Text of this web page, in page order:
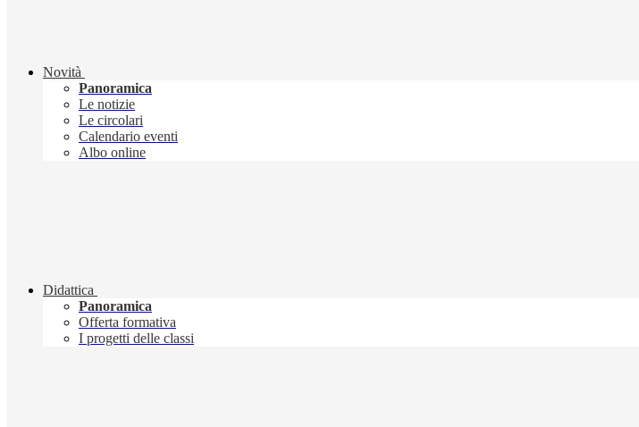
Novità
Panoramica
Le notizie
Le circolari
Calendario eventi
Albo online
Didattica
Panoramica
Offerta formativa
I progetti delle classi